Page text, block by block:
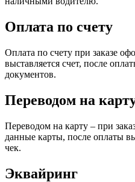
Оплата по счету
Оплата по счету при заказе
выставляется счет, после
документов.
Переводом на
Переводом на карту – при
данные карты, после оплаты
чек.
Эквайринг